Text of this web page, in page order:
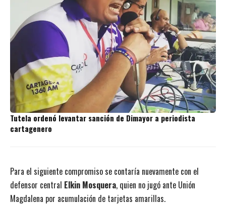
Tutela ordenó levantar sanción de Dimayor a periodista
cartagenero
Para el siguiente compromiso se contaría nuevamente con el
defensor central Elkin Mosquera, quien no jugó ante Unión
Magdalena por acumulación de tarjetas amarillas.